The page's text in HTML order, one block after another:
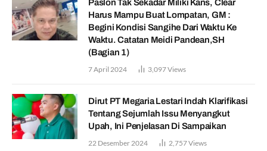
Paslon Tak Sekadar Miliki Kans, Clear
Harus Mampu Buat Lompatan, GM :
Begini Kondisi Sangihe Dari Waktu Ke
Waktu. Catatan Meidi Pandean,SH
(Bagian 1)
7 April 2024 3,097Views
Dirut PT Megaria Lestari Indah Klarifikasi
Tentang Sejumlah Issu Menyangkut
Upah, Ini Penjelasan Di Sampaikan
22 Desember 2024 2,757Views